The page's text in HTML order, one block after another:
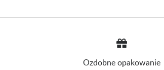
Ozdobne opakowanie